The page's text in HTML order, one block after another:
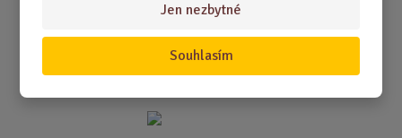
Jen nezbytné
Souhlasím